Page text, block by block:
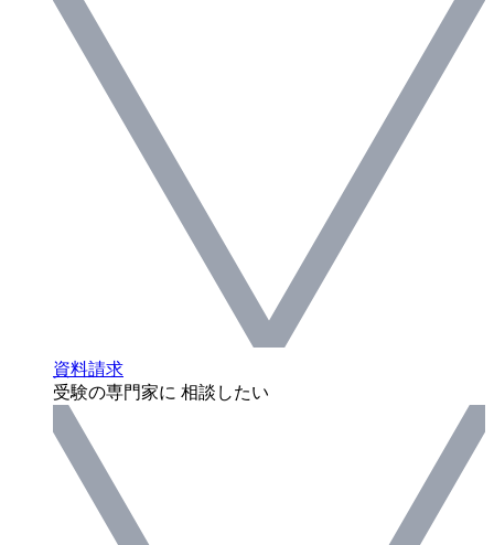
資料請求
受験の専門家に 相談したい